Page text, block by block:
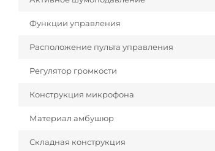
Функции управления
Расположение пульта управления
Регулятор громкости
Конструкция микрофона
Материал амбушюр
Складная конструкция